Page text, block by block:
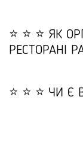
⭐ ⭐ ⭐ ЯК
РЕСТОРАНІ
⭐ ⭐ ⭐ ЧИ Є